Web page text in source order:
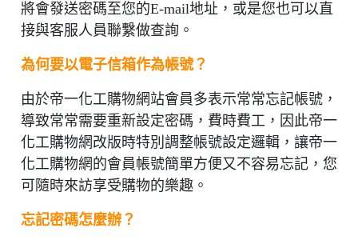
將會發送密碼至您的E-mail地址，或是您也可以直
接與客服人員聯繫做查詢。
為何要以電子信箱作為帳號？
由於帝一化工購物網站會員多表示常常忘記帳號，
導致常常需要重新設定密碼，費時費工，因此帝一
化工購物網改版時特別調整帳號設定邏輯，讓帝一
化工購物網的會員帳號簡單方便又不容易忘記，您
可隨時來訪享受購物的樂趣。
忘記密碼怎麼辦？